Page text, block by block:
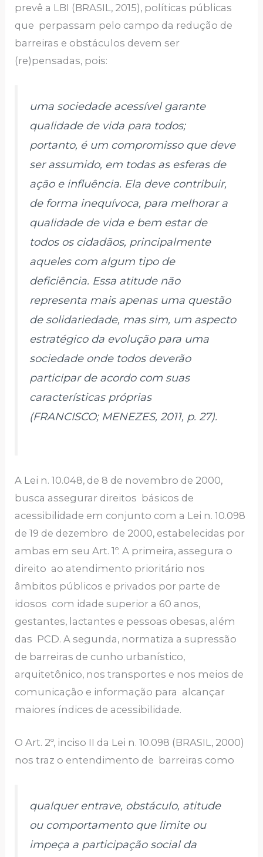
prevê a LBI (BRASIL, 2015), políticas públicas
que perpassam pelo campo da redução de
barreiras e obstáculos devem ser
(re)pensadas, pois:
uma sociedade acessível garante
qualidade de vida para todos;
portanto, é um compromisso que deve
ser assumido, em todas as esferas de
ação e influência. Ela deve contribuir,
de forma inequívoca, para melhorar a
qualidade de vida e bem estar de
todos os cidadãos, principalmente
aqueles com algum tipo de
deficiência. Essa atitude não
representa mais apenas uma questão
de solidariedade, mas sim, um aspecto
estratégico da evolução para uma
sociedade onde todos deverão
participar de acordo com suas
características próprias
(FRANCISCO; MENEZES, 2011, p. 27).
A Lei n. 10.048, de 8 de novembro de 2000,
busca assegurar direitos básicos de
acessibilidade em conjunto com a Lei n. 10.098
de 19 de dezembro de 2000, estabelecidas por
ambas em seu Art. 1º. A primeira, assegura o
direito ao atendimento prioritário nos
âmbitos públicos e privados por parte de
idosos com idade superior a 60 anos,
gestantes, lactantes e pessoas obesas, além
das PCD. A segunda, normatiza a supressão
de barreiras de cunho urbanístico,
arquitetônico, nos transportes e nos meios de
comunicação e informação para alcançar
maiores índices de acessibilidade.
O Art. 2º, inciso II da Lei n. 10.098 (BRASIL, 2000)
nos traz o entendimento de barreiras como
qualquer entrave, obstáculo, atitude
ou comportamento que limite ou
impeça a participação social da